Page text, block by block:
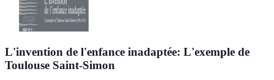
L'invention de l'enfance inadaptée: L'exemple de
Toulouse Saint-Simon